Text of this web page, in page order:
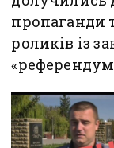
пропаганди
роликів із